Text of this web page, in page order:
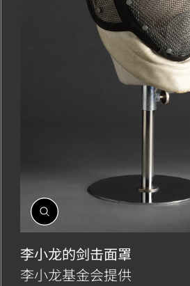
開
啟
簿
李小龙的剑击面罩
李小龙基金会提供